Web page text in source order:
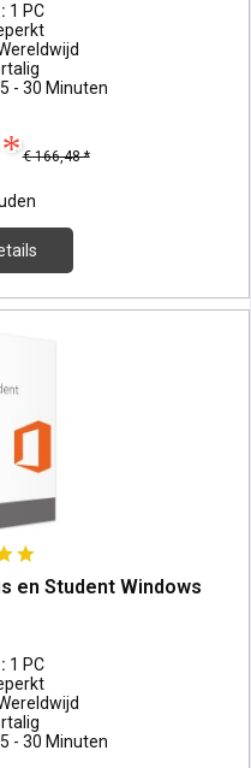
1 PC
5 - 30 Minuten
€ 166,48 *
en Student Windows
1 PC
5 - 30 Minuten